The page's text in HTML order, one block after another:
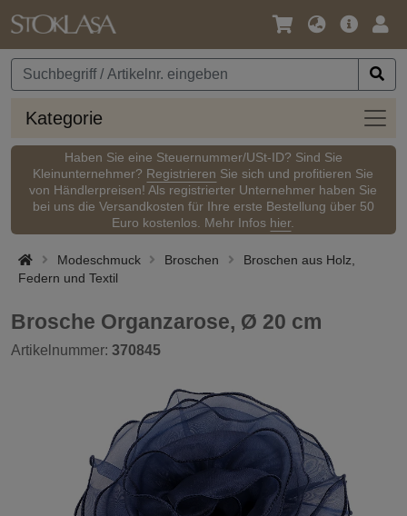
Sprache
Währung
Kategorie
Haben Sie eine Steuernummer/USt-ID? Sind Sie
Kleinunternehmer? Registrieren Sie sich und profitieren Sie
von Händlerpreisen! Als registrierter Unternehmer haben Sie
bei uns die Versandkosten für Ihre erste Bestellung über 50
Euro kostenlos. Mehr Infos hier.
Modeschmuck Broschen
Broschen aus Holz,
Federn und Textil
Brosche Organzarose, Ø 20 cm
Artikelnummer: 370845